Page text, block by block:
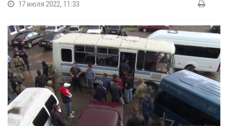
17 июля 2022, 11:33